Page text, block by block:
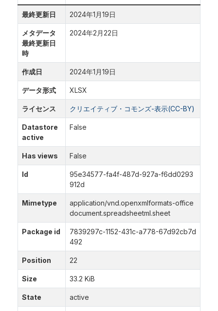
最終更新日 2024年1月19日
メタデータ
最終更新日
時
2024年2月22日
作成日 2024年1月19日
データ形式 XLSX
ライセンス クリエイティブ・コモンズ-表示(CC-BY)
Datastore
active
False
Has views False
Id
95e34577-fa4f-487d-927a-f6dd0293
912d
Mimetype
application/vnd.openxmlformats-office
document.spreadsheetml.sheet
Package id
7839297c-1152-431c-a778-67d92cb7d
492
Position 22
Size 33.2 KiB
State active